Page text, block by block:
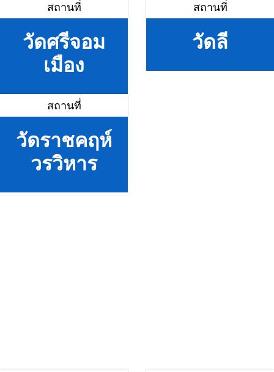
สถานที่
วัดศรีจอม
เมือง
สถานที่
วัดลี
สถานที่
วัดราชคฤห์
วรวิหาร